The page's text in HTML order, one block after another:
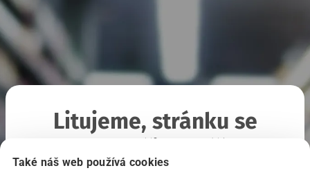
Také náš web používá cookies
Litujeme, stránku se